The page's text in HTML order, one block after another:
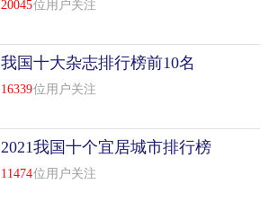
20045位用户关注
我国十大杂志排行榜前10名
16339位用户关注
2021我国十个宜居城市排行榜
前10名
11474位用户关注